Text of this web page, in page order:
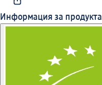
Информация за продукта